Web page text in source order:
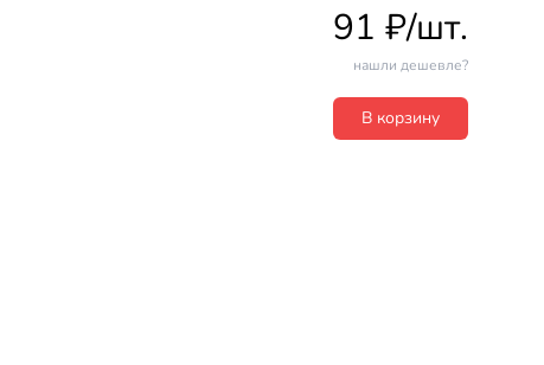
91 ₽/шт.
нашли дешевле?
В корзину